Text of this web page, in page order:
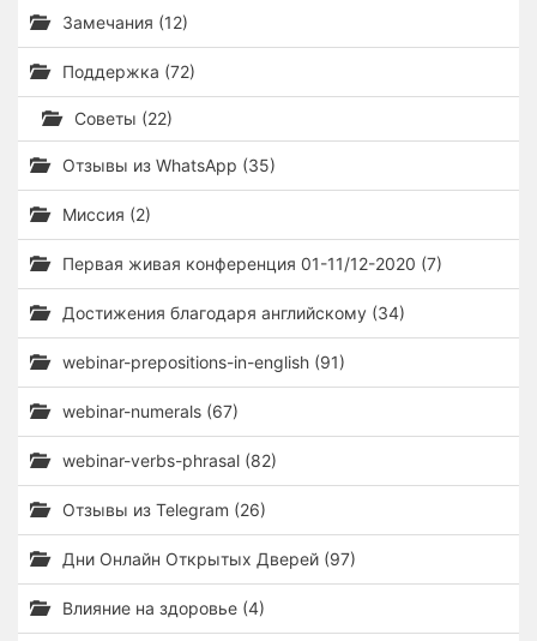
Замечания (12)
Поддержка (72)
Советы (22)
Отзывы из WhatsApp (35)
Миссия (2)
Первая живая конференция 01-11/12-2020 (7)
Достижения благодаря английскому (34)
webinar-prepositions-in-english (91)
webinar-numerals (67)
webinar-verbs-phrasal (82)
Отзывы из Telegram (26)
Дни Онлайн Открытых Дверей (97)
Влияние на здоровье (4)